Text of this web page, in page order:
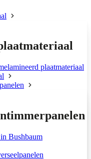
plaatmateriaal
Bushbaum